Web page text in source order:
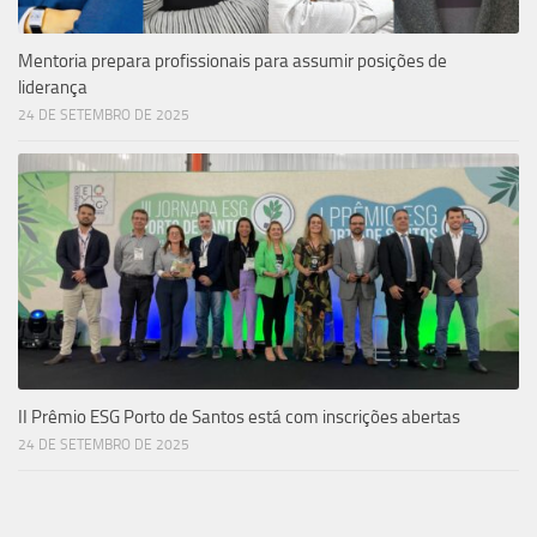
Mentoria prepara profissionais para assumir posições de
liderança
24 DE SETEMBRO DE 2025
II Prêmio ESG Porto de Santos está com inscrições abertas
24 DE SETEMBRO DE 2025